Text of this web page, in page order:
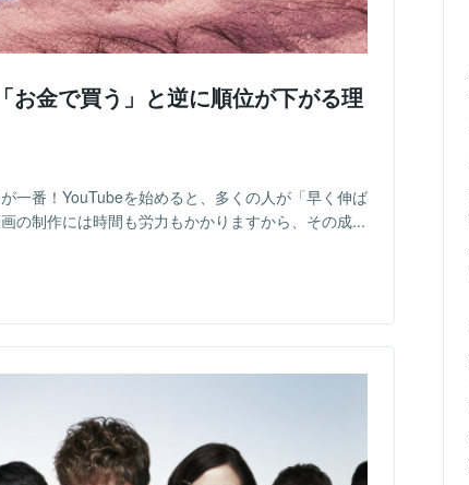
お金で買う」と逆に順位が下がる理
一番！YouTubeを始めると、多くの人が「早く伸ば
の制作には時間も労力もかかりますから、その成...